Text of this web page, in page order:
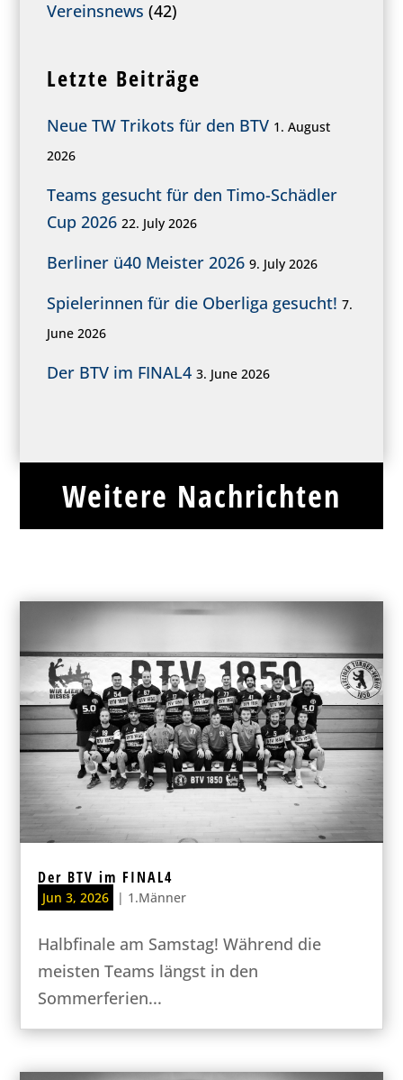
Vereinsnews (42)
Letzte Beiträge
Neue TW Trikots für den BTV 1. August
2026
Teams gesucht für den Timo-Schädler
Cup 2026 22. July 2026
Berliner ü40 Meister 2026 9. July 2026
Spielerinnen für die Oberliga gesucht! 7.
June 2026
Der BTV im FINAL4 3. June 2026
Weitere Nachrichten
Der BTV im FINAL4
Jun 3, 2026 | 1.Männer
Halbfinale am Samstag! Während die
meisten Teams längst in den
Sommerferien...